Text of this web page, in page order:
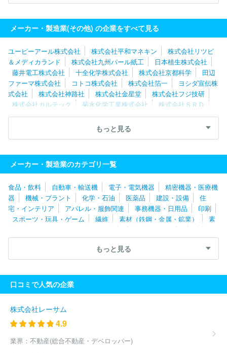
会社
三和パッキング工業株式会社 株式会社京都科学
メーカー・製造業(その他) の企業をすべて見る
ユーピーアール株式会社 株式会社平和マネキン
株式会社リツビ
＆メディカランド
株式会社九州パール紙工
日本植生株式会社
藤井電工株式会社
十全化学株式会社 株式会社京都科学
田辺
ファーマ株式会社
コトコ株式会社 株式会社箔一
ヨシダ宣伝株
式会社
株式会社神路社 株式会社金星堂
株式会社フジ技研
株式会社カルテック
菊水化学工業株式会社
株式会社ＳＲＤ
港製器工業株式会社
株式会社カクダイ サンコー株式会社
株
ミツワ電機工業株式会社
三和パッキング工業株式
会社
会社
野村建設工業株式会社 株式会社フレンズ
株式会社浅野
株式会社リッジワークス
株式会社オーリス
宝舞台株式会社
株式会社フィアロコーポレーション
日本飛行機
株式会社
日宝化学株式会社 株式会社クオカード
協和合金株式
会社
株式会社情報工房 ユニット株式会社
株式会社フジアー
ル
株式会社谷沢製作所 株式会社サンブライト
株式会社ビジネ
株式会社三井Ｅ＆Ｓ
ック株式会社
株式会社クラップハンズ
三菱マテリアル株式会社
石油資源開発株式会社
カ
セイコーウオッチ株式会社 多田建設株式会社
株式会社カル
チャー・プロ
広松久水産株式会社
株式会社バーナードソフト
機械
安永広告株式会社 株式会社ニッシン
もっと見る
メーカー・製造業のカテゴリ一覧
食品・飲料 自動車・輸送機 電子・電気機器
精密機器・医療機
器
機械・プラント 化学・石油 医薬品 建設・設備
住
宅・インテリア
アパレル・服飾関連 事務機器・日用品
印刷
スポーツ・玩具・ゲーム
繊維 素材（鉄鋼・金属・鉱業）
素
材（ゴム・ガラス・セラミックス）
素材（紙・パルプ）
素材
（その他）
農林・水産 たばこ・飼料 その他
もっと見る
口コミで人気の企業
株式会社レーサム
4.9
業界： 不動産(総合不動産・デベロッパー)